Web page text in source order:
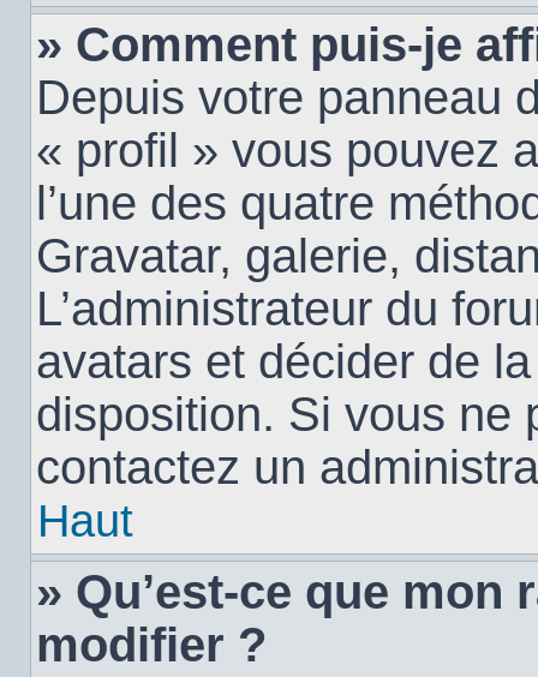
» Comment puis-je
Depuis votre panneau
« profil » vous pouvez
l’une des quatre
Gravatar, galerie,
L’administrateur du
avatars et décider de
disposition. Si vous ne
contactez un
Haut
» Qu’est-ce que mon
modifier ?